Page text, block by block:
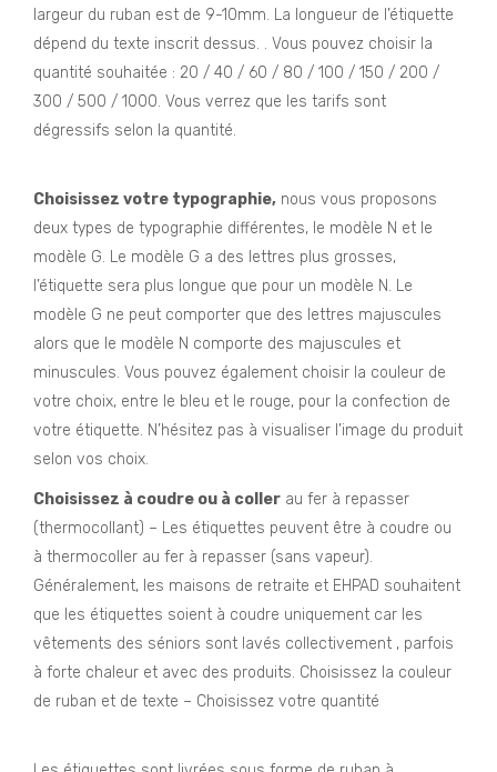
largeur du ruban est de 9-10mm. La longueur de l’étiquette
dépend du texte inscrit dessus. . Vous pouvez choisir la
quantité souhaitée : 20 / 40 / 60 / 80 / 100 / 150 / 200 /
300 / 500 / 1000. Vous verrez que les tarifs sont
dégressifs selon la quantité.
Choisissez votre typographie, nous vous proposons
deux types de typographie différentes, le modèle N et le
modèle G. Le modèle G a des lettres plus grosses,
l’étiquette sera plus longue que pour un modèle N. Le
modèle G ne peut comporter que des lettres majuscules
alors que le modèle N comporte des majuscules et
minuscules. Vous pouvez également choisir la couleur de
votre choix, entre le bleu et le rouge, pour la confection de
votre étiquette. N’hésitez pas à visualiser l’image du produit
selon vos choix.
Choisissez à coudre ou à coller au fer à repasser
(thermocollant) – Les étiquettes peuvent être à coudre ou
à thermocoller au fer à repasser (sans vapeur).
Généralement, les maisons de retraite et EHPAD souhaitent
que les étiquettes soient à coudre uniquement car les
vêtements des séniors sont lavés collectivement , parfois
à forte chaleur et avec des produits. Choisissez la couleur
de ruban et de texte – Choisissez votre quantité